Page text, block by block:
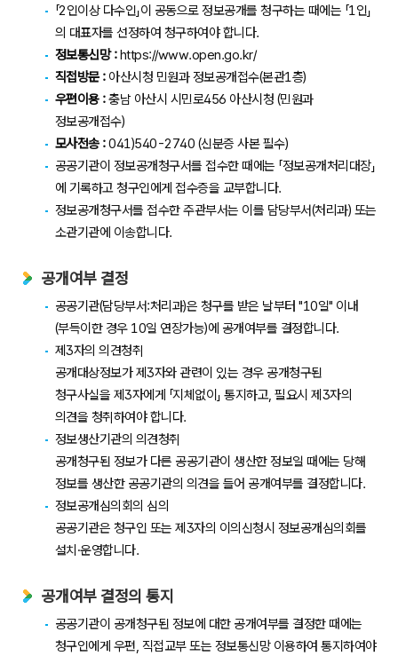
「2인이상 다수인」이 공동으로 정보공개를 청구하는 때에는 「1인」
의 대표자를 선정하여 청구하여야 합니다.
정보통신망 :https://www.open.go.kr/
직접방문 : 아산시청 민원과 정보공개접수(본관1층)
우편이용 :충남 아산시 시민로456 아산시청 (민원과
정보공개접수)
모사전송 :041)540-2740 (신분증 사본 필수)
공공기관이 정보공개청구서를 접수한 때에는 「정보공개처리대장」
에 기록하고 청구인에게 접수증을 교부합니다.
정보공개청구서를 접수한 주관부서는 이를 담당부서(처리과) 또는
소관기관에 이송합니다.
공개여부 결정
공공기관(담당부서:처리과)은 청구를 받은 날부터 "10일" 이내
(부득이한 경우 10일 연장가능)에 공개여부를 결정합니다.
제3자의 의견청취
공개대상정보가 제3자와 관련이 있는 경우 공개청구된
청구사실을 제3자에게 「지체없이」 통지하고, 필요시 제3자의
의견을 청취하여야 합니다.
정보생산기관의 의견청취
공개청구된 정보가 다른 공공기관이 생산한 정보일 때에는 당해
정보를 생산한 공공기관의 의견을 들어 공개여부를 결정합니다.
정보공개심의회의 심의
공공기관은 청구인 또는 제3자의 이의신청시 정보공개심의회를
설치·운영합니다.
공개여부 결정의 통지
공공기관이 공개청구된 정보에 대한 공개여부를 결정한 때에는
청구인에게 우편, 직접교부 또는 정보통신망 이용하여 통지하여야